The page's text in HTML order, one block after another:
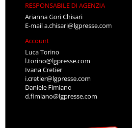
RESPONSABILE DI AGENZIA
Arianna Gori Chisari
E-maila.chisari@lgpresse.com
Account
Luca Torino
l.torino@lgpresse.com
Ivana Cretier
i.cretier@lgpresse.com
Daniele Fimiano
d.fimiano@lgpresse.com